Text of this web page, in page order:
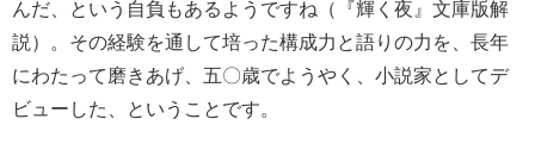
んだ、という自負もあるようですね（『輝く夜』文庫版解
説）。その経験を通して培った構成力と語りの力を、長年
にわたって磨きあげ、五〇歳でようやく、小説家としてデ
ビューした、ということです。